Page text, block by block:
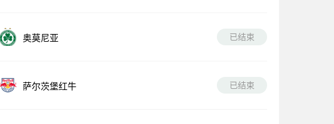
奥莫尼亚 已结束
萨尔茨堡红牛 已结束